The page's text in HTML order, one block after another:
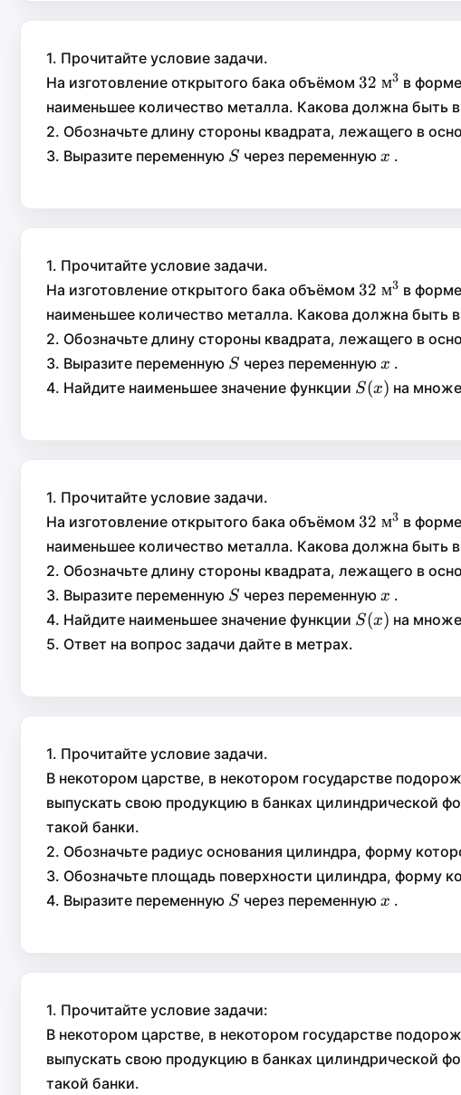
1. Прочитайте условие задачи.
На изготовление открытого бака объёмом 32\text{
м}^3
32 м 3
32 м3 в
наименьшее количество металла. Какова должна быть
2. Обозначьте длину стороны квадрата, лежащего в
3. Выразите переменную S
S
S через переменнуюx
x
x
1. Прочитайте условие задачи.
На изготовление открытого бака объёмом 32\text{
м}^3
32 м 3
32 м3 в
наименьшее количество металла. Какова должна быть
2. Обозначьте длину стороны квадрата, лежащего в
3. Выразите переменную S
S
S через переменнуюx
x
x .
4. Найдите наименьшее значение функции S(x)
S(x )
S(x) на
1. Прочитайте условие задачи.
На изготовление открытого бака объёмом 32\text{
м}^3
32 м 3
32 м3 в
наименьшее количество металла. Какова должна быть
2. Обозначьте длину стороны квадрата, лежащего в
3. Выразите переменную S
S
S через переменнуюx
x
x .
4. Найдите наименьшее значение функции S(x)
S(x )
S(x) на
5. Ответ на вопрос задачи дайте в метрах.
1. Прочитайте условие задачи.
В некотором царстве, в некотором государстве
выпускать свою продукцию в банках цилиндрической
такой банки.
2. Обозначьте радиус основания цилиндра, форму
3. Обозначьте площадь поверхности цилиндра, форму
4. Выразите переменную S
S
S через переменнуюx
x
x .
1. Прочитайте условие задачи:
В некотором царстве, в некотором государстве
выпускать свою продукцию в банках цилиндрической
такой банки.